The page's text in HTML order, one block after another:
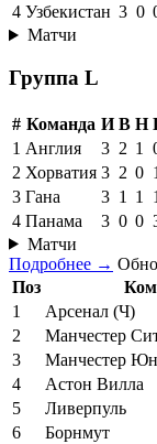
4 Узбекистан 3 0
Матчи
Группа L
# Команда И В Н
1 Англия 3 2 1
2 Хорватия 3 2 0 1
3 Гана 3 1 1 1
4 Панама 3 0 0
Матчи
Подробнее →
Поз
1
Арсенал (Ч)
2
Манчестер
3
Манчестер
4
Астон Вилла
5
Ливерпуль
6
Борнмут